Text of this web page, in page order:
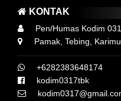
KONTAK
Pen/Humas Kodim
Pamak, Tebing,
+6282383648174
kodim0317tbk